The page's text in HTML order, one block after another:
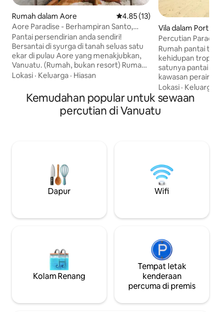
Rumah dalam Aore Penarafan purata 4.85
4.85 (13)
Aore Paradise - Berhampiran Santo,
Vanuatu
Pantai persendirian anda sendiri!
Bersantai di syurga di tanah seluas satu
ekar di pulau Aore yang menakjubkan,
Vanuatu. (Rumah, bukan resort) Rumah
cantik yang dibina oleh penduduk
semula jadi. Ia sangat unik, dengan
pancuran mandian luar, mezanin tingkat
dua untuk membaca, berehat atau
ruang makan luar, memetik buah-
buahan, berenang dengan penyu dan
bersnorkel
Lokasi · Keluarga · Hiasan
Vila dalam Port
Percutian
Rumah pantai
kehidupan
satunya pantai
kawasan
memandu dari
warni.
Lautan Pasifik
dengan matahari
berumput.
dalam apa yang
katakan adalah
Lokasi · Keluarga
Kemudahan popular untuk sewaan
percutian di Vanuatu
Dapur Wifi
Kolam Renang
Tempat letak
kenderaan
percuma di premis